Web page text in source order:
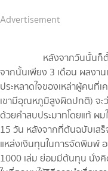
Advertisement
หลังจากวันนั้นก็ตั้งใจว่
จากนั้นเพียง 3 เดือน ผลงา
ประหลาดใจของเหล่าผู้คนที่
เขามีอุณหภูมิสูงผิดปกติ) จะ
ด้วยคำสบประมาทโดยแท้ ผ
15 วัน หลังจากที่ต้นฉบับเสร็
แหล่งเงินทุนในการจัดพิมพ์
1000 เล่ม ย่อมมีต้นทุน นั่งคิ